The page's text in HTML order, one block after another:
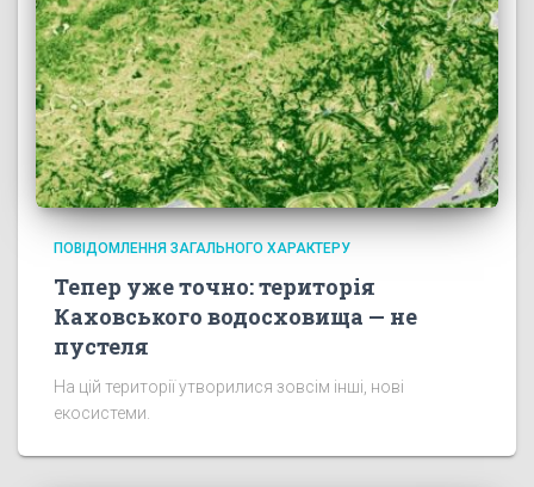
ПОВІДОМЛЕННЯ ЗАГАЛЬНОГО ХАРАКТЕРУ
Тепер уже точно: територія
Каховського водосховища — не
пустеля
На цій території утворилися зовсім інші, нові
екосистеми.